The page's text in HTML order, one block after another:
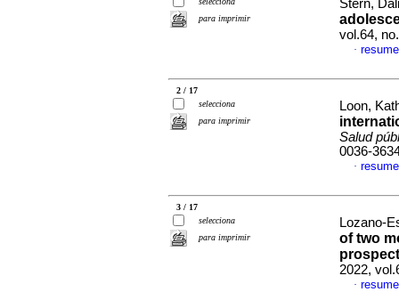
para imprimir
Stern,
vol.64,
·
2 / 17
selecciona
para imprimir
Loon,
Salud
0036-
·
3 / 17
selecciona
para imprimir
Lozano-
of two
2022,
·